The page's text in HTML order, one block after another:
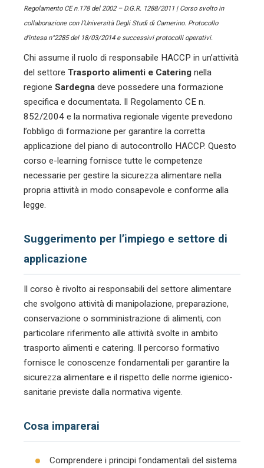
Regolamento CE n.178 del 2002 – D.G.R. 1288/2011 | Corso svolto in
collaborazione con l’Università Degli Studi di Camerino. Protocollo
d’intesa n°2285 del 18/03/2014 e successivi protocolli operativi.
Chi assume il ruolo di responsabile HACCP in un’attività
del settore Trasporto alimenti e Catering nella
regione Sardegna deve possedere una formazione
specifica e documentata. Il Regolamento CE n.
852/2004 e la normativa regionale vigente prevedono
l’obbligo di formazione per garantire la corretta
applicazione del piano di autocontrollo HACCP. Questo
corso e-learning fornisce tutte le competenze
necessarie per gestire la sicurezza alimentare nella
propria attività in modo consapevole e conforme alla
legge.
Suggerimento per l’impiego e settore di
applicazione
Il corso è rivolto ai responsabili del settore alimentare
che svolgono attività di manipolazione, preparazione,
conservazione o somministrazione di alimenti, con
particolare riferimento alle attività svolte in ambito
trasporto alimenti e catering. Il percorso formativo
fornisce le conoscenze fondamentali per garantire la
sicurezza alimentare e il rispetto delle norme igienico-
sanitarie previste dalla normativa vigente.
Cosa imparerai
Comprendere i principi fondamentali del sistema